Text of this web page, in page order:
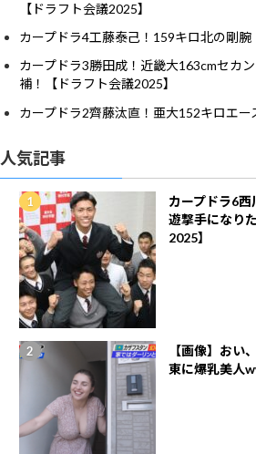
【ドラフト会議2025】
カープドラ4工藤泰己！159キロ北の剛腕
カープドラ3勝田成！近畿大163cmセカ
補！【ドラフト会議2025】
カープドラ2齊藤汰直！亜大152キロエー
人気記事
カープドラ6
遊撃手になり
2025】
【画像】おい
東に爆乳美人